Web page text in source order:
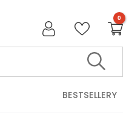
BESTSELLERY